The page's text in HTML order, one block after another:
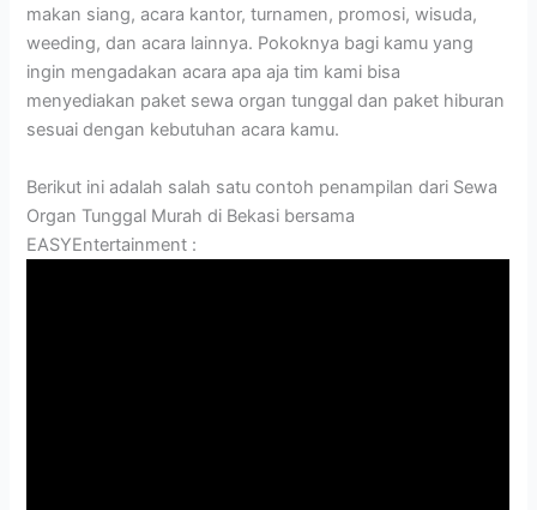
makan siang, acara kantor, turnamen, promosi, wisuda,
weeding, dan acara lainnya. Pokoknya bagi kamu yang
ingin mengadakan acara apa aja tim kami bisa
menyediakan paket sewa organ tunggal dan paket hiburan
sesuai dengan kebutuhan acara kamu.
Berikut ini adalah salah satu contoh penampilan dari Sewa
Organ Tunggal Murah di Bekasi bersama
EASYEntertainment :